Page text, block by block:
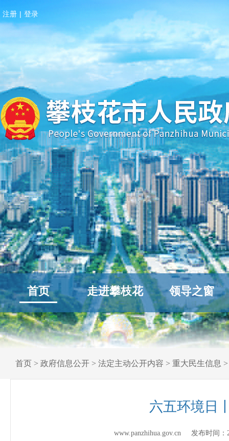
注册 | 登录
首页 走进攀枝花 领导之窗
首页 > 政府信息公开 > 法定主动公开内容 > 重大民生信息
六五环境日
www.panzhihua.gov.cn 发布时间：